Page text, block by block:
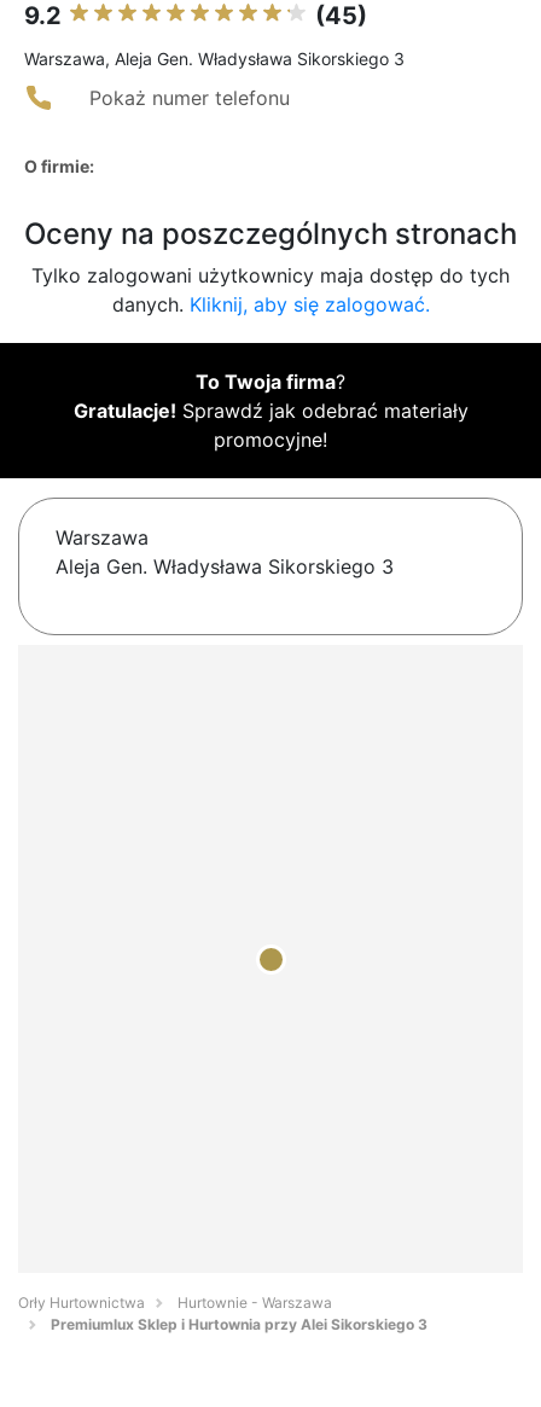
9.2 (45)
Warszawa, Aleja Gen. Władysława Sikorskiego 3
Pokaż numer telefonu
O firmie:
Oceny na poszczególnych stronach
Tylko zalogowani użytkownicy maja dostęp do tych
danych. Kliknij, aby się zalogować.
To Twoja firma?
Gratulacje! Sprawdź jak odebrać materiały
promocyjne!
Warszawa
Aleja Gen. Władysława Sikorskiego 3
Orły Hurtownictwa
Hurtownie - Warszawa
Premiumlux Sklep i Hurtownia przy Alei Sikorskiego 3